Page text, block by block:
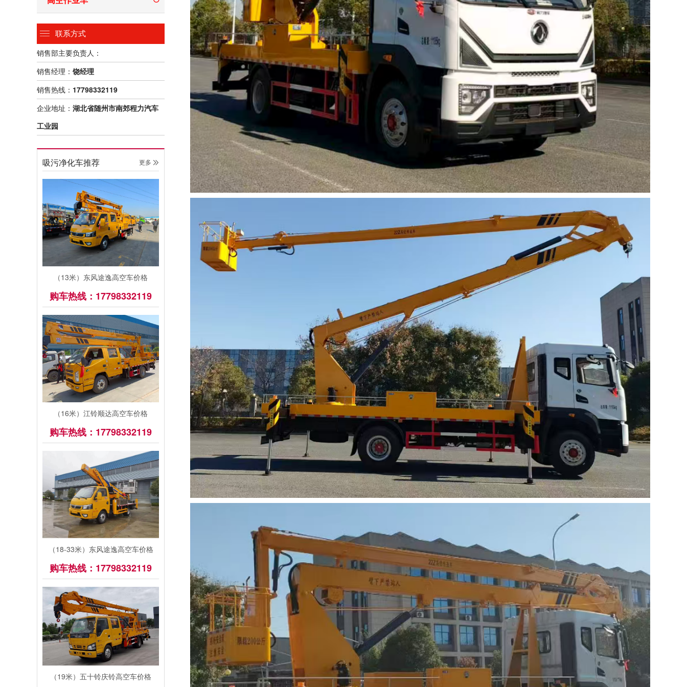
联系方式
销售部主要负责人：
销售经理： 饶经理
销售热线： 17798332119
企业地址： 湖北省随州市南郊程力汽车
工业园
吸污净化车推荐 更多 
（13米）东风途逸高空车价格
购车热线：17798332119
（16米）江铃顺达高空车价格
购车热线：17798332119
（18-33米）东风途逸高空车价格
购车热线：17798332119
（19米）五十铃庆铃高空车价格